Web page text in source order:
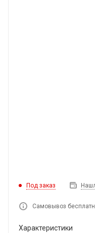
Под заказ
Самовывоз
Характеристики